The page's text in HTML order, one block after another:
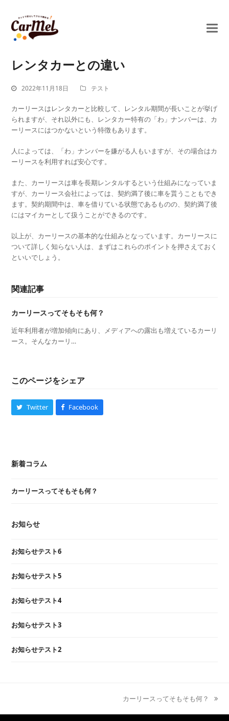
レンタカーとの違い
2022年11月18日 テスト
カーリースはレンタカーと比較して、レンタル期間が長いことが挙げ
られますが、それ以外にも、レンタカー特有の「わ」ナンバーは、カ
ーリースにはつかないという特徴もあります。
人によっては、「わ」ナンバーを嫌がる人もいますが、その場合はカ
ーリースを利用すれば安心です。
また、カーリースは車を長期レンタルするという仕組みになっていま
すが、カーリース会社によっては、契約満了後に車を貰うこともでき
ます。契約期間中は、車を借りている状態であるものの、契約満了後
にはマイカーとして扱うことができるのです。
以上が、カーリースの基本的な仕組みとなっています。カーリースに
ついて詳しく知らない人は、まずはこれらのポイントを押さえておく
といいでしょう。
関連記事
カーリースってそもそも何？
近年利用者が増加傾向にあり、メディアへの露出も増えているカーリ
ース。そんなカーリ…
このページをシェア
Twitter Facebook
新着コラム
カーリースってそもそも何？
お知らせ
お知らせテスト6
お知らせテスト5
お知らせテスト4
お知らせテスト3
お知らせテスト2
next
カーリースってそもそも何？